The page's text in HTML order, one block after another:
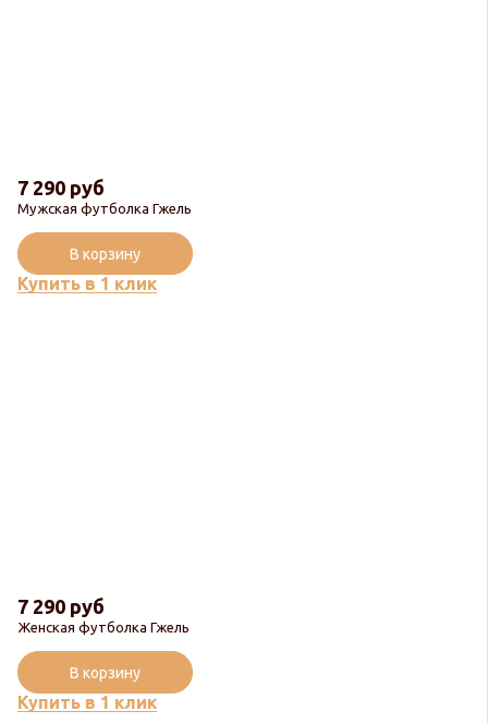
Мужская футболка Гжель
7 290 руб
Купить в 1 клик
В корзину
Женская футболка Гжель
7 290 руб
Купить в 1 клик
В корзину